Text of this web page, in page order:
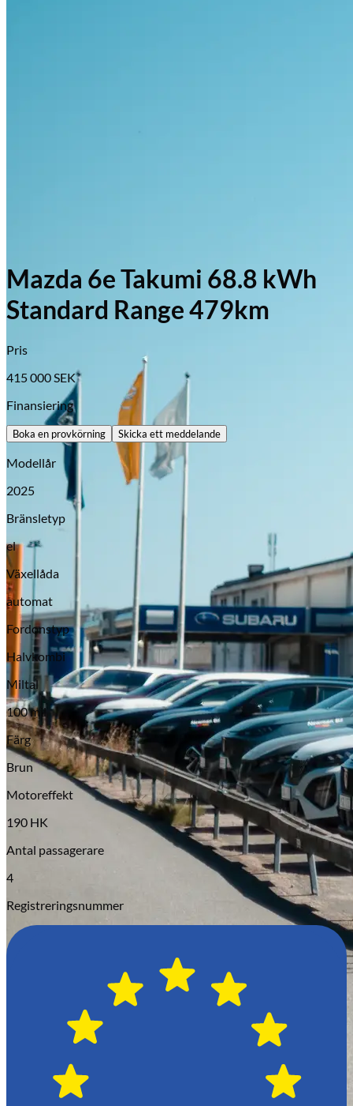
Opel
Serviceverkstad
Mazda 6e Takumi 68.8 kWh
Standard Range 479km
Pris
415 000 SEK
Finansiering
Boka en provkörning Skicka ett meddelande
Modellår
2025
Bränsletyp
el
Växellåda
automat
Fordonstyp
Halvkombi
Miltal
100 mil
Färg
Brun
Motoreffekt
190 HK
Antal passagerare
4
Registreringsnummer